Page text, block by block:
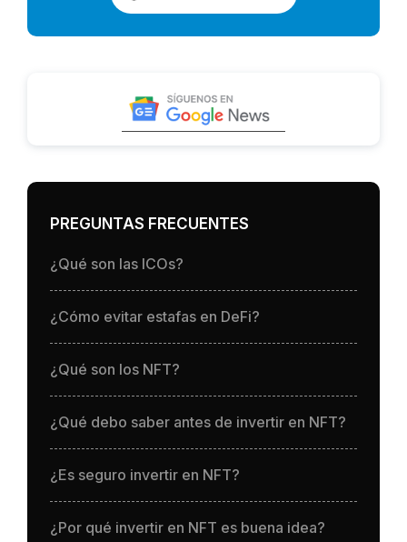
PREGUNTAS FRECUENTES
¿Qué son las ICOs?
¿Cómo evitar estafas en DeFi?
¿Qué son los NFT?
¿Qué debo saber antes de invertir en NFT?
¿Es seguro invertir en NFT?
¿Por qué invertir en NFT es buena idea?